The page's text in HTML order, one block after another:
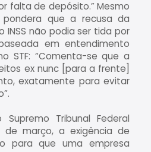
falta de depósito.” Mesmo
que a recusa da
INSS não podia ser tida por
em entendimento
STF: “Comenta-se que a
ex nunc [para a frente]
exatamente para evitar
Tribunal Federal
de março, a exigência de
para que uma empresa